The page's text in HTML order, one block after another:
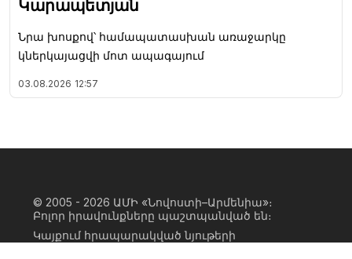
Կարապետյան
Նրա խոսքով՝ համապատասխան առաջարկը
կներկայացվի մոտ ապագայում
03.08.2026 12:57
© 2005 - 2026 ԱՄԻ «Նովոստի–Արմենիա»։
Բոլոր իրավունքները պաշտպանված են։
Կայքում հրապարակված նյութերի